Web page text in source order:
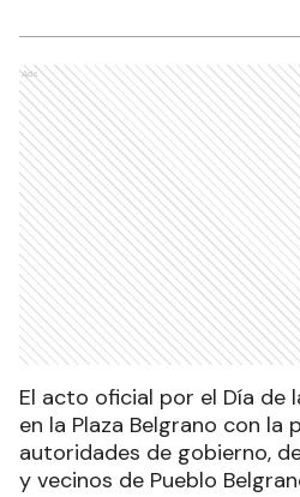
Ads
El acto oficial por el Día de
en la Plaza Belgrano con la
autoridades de gobierno,
y vecinos de Pueblo